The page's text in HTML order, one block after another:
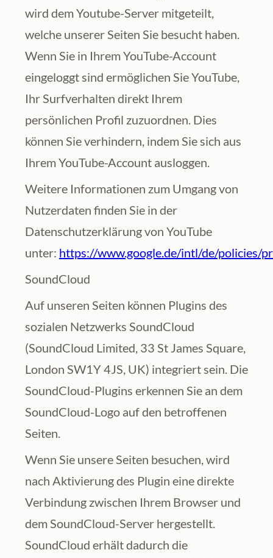
wird dem Youtube-Server mitgeteilt,
welche unserer Seiten Sie besucht haben.
Wenn Sie in Ihrem YouTube-Account
eingeloggt sind ermöglichen Sie YouTube,
Ihr Surfverhalten direkt Ihrem
persönlichen Profil zuzuordnen. Dies
können Sie verhindern, indem Sie sich aus
Ihrem YouTube-Account ausloggen.
Weitere Informationen zum Umgang von
Nutzerdaten finden Sie in der
Datenschutzerklärung von YouTube
unter: https://www.google.de/intl/de/policies/
SoundCloud
Auf unseren Seiten können Plugins des
sozialen Netzwerks SoundCloud
(SoundCloud Limited, 33 St James Square,
London SW1Y 4JS, UK) integriert sein. Die
SoundCloud-Plugins erkennen Sie an dem
SoundCloud-Logo auf den betroffenen
Seiten.
Wenn Sie unsere Seiten besuchen, wird
nach Aktivierung des Plugin eine direkte
Verbindung zwischen Ihrem Browser und
dem SoundCloud-Server hergestellt.
SoundCloud erhält dadurch die